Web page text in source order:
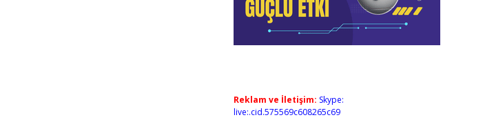
Reklam ve İletişim: Skype:
live:.cid.575569c608265c69